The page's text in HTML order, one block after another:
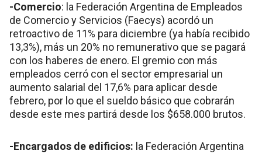
-Comercio: la Federación Argentina de Empleados
de Comercio y Servicios (Faecys) acordó un
retroactivo de 11% para diciembre (ya había recibido
13,3%), más un 20% no remunerativo que se pagará
con los haberes de enero. El gremio con más
empleados cerró con el sector empresarial un
aumento salarial del 17,6% para aplicar desde
febrero, por lo que el sueldo básico que cobrarán
desde este mes partirá desde los $658.000 brutos.
-Encargados de edificios: la Federación Argentina